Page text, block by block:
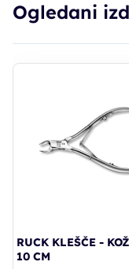
Ogledani
RUCK KLEŠČE -
10 CM